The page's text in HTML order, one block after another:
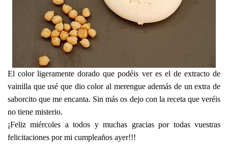
El color ligeramente dorado que podéis ver es el de extracto de
vainilla que usé que dio color al merengue además de un extra de
saborcito que me encanta. Sin más os dejo con la receta que veréis
no tiene misterio.
¡Feliz miércoles a todos y muchas gracias por todas vuestras
felicitaciones por mi cumpleaños ayer!!!